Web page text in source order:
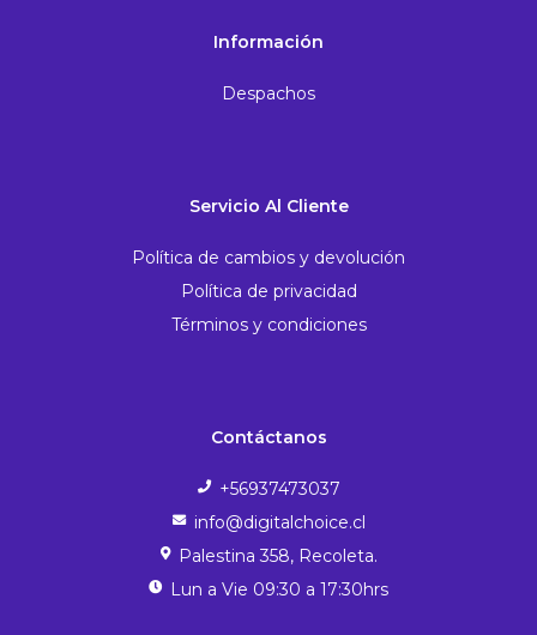
Información
Despachos
Servicio Al Cliente
Política de cambios y devolución
Política de privacidad
Términos y condiciones
Contáctanos
+56937473037
info@digitalchoice.cl
Palestina 358, Recoleta.
Lun a Vie 09:30 a 17:30hrs